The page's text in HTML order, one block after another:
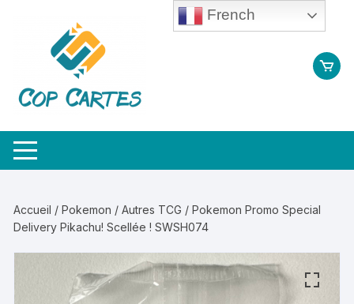
Accueil /Pokemon / Autres TCG / Pokemon Promo Special
Delivery Pikachu! Scellée ! SWSH074
French